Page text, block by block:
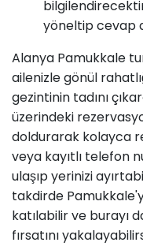
yöneltip cevap
Alanya Pamukkale
ailenizle gönül
gezintinin tadını
üzerindeki
doldurarak kolayca
veya kayıtlı telefon
ulaşıp yerinizi
takdirde
katılabilir ve burayı
fırsatını